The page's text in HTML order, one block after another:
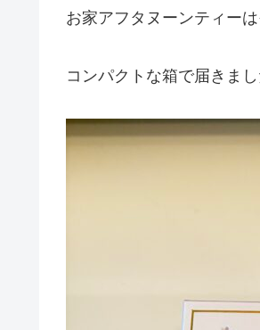
お家アフタヌーンティー
コンパクトな箱で届きまし